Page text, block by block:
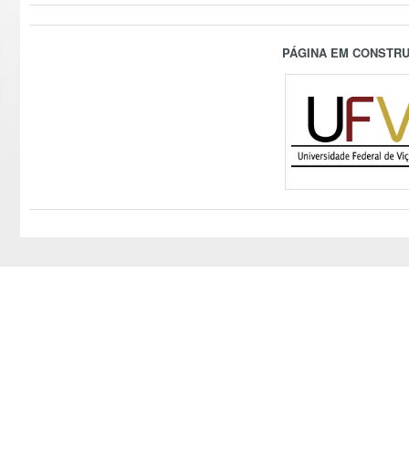
PÁGINA EM